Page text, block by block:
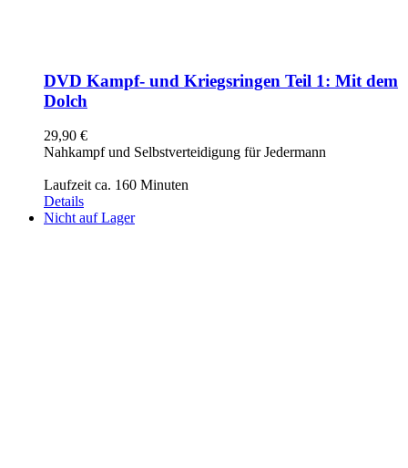
DVD Kampf- und Kriegsringen Teil 1: Mit dem
Dolch
29,90 €
Nahkampf und Selbstverteidigung für Jedermann
Laufzeit ca. 160 Minuten
Details
Nicht auf Lager